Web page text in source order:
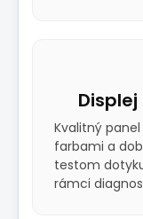
Displej
Kvalitný panel
farbami a
testom
rámci